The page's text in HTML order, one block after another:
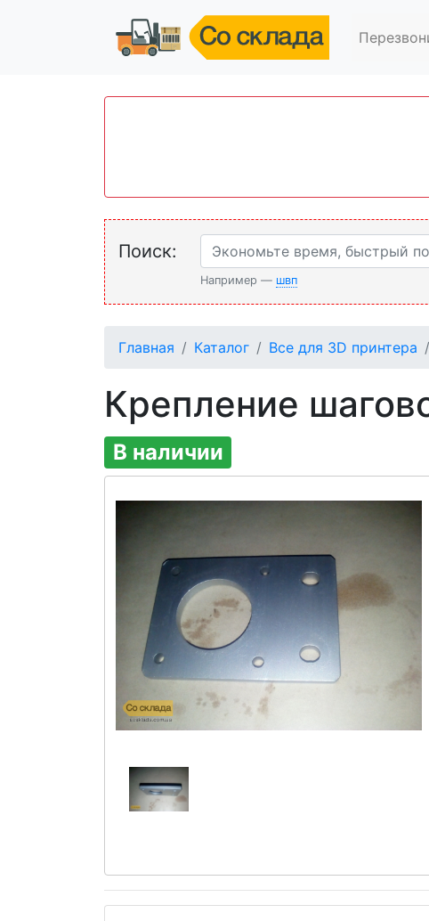
Поиск:
Например — швп
Главная Каталог Все для 3D принтера
Крепление
В наличии